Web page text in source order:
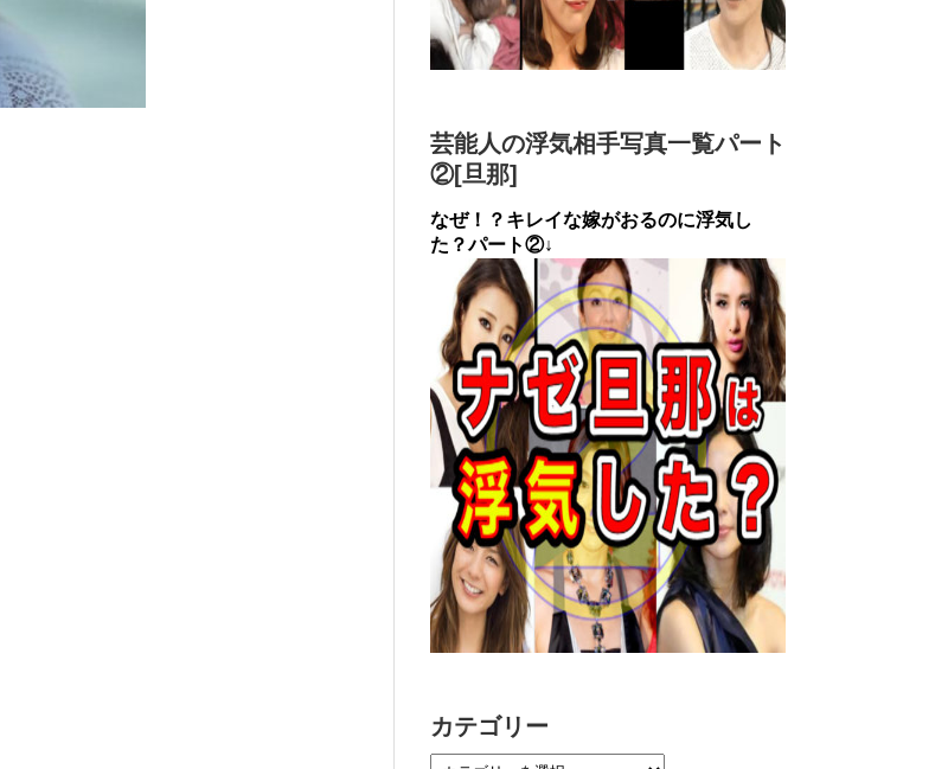
芸能人の浮気相手写真一覧パート
②[旦那]
なぜ！？キレイな嫁がおるのに浮気し
た？パート②↓
カテゴリー